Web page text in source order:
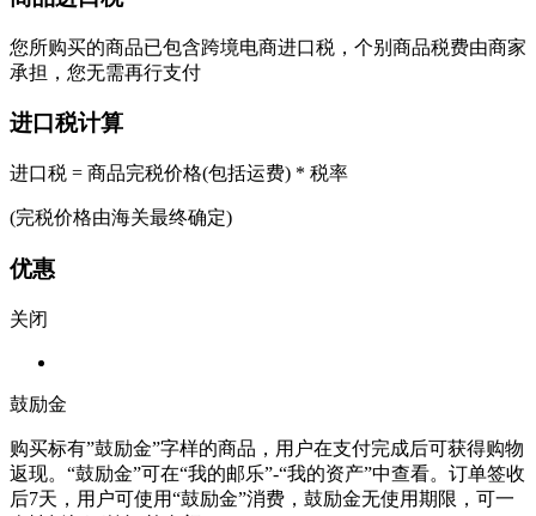
您所购买的商品已包含跨境电商进口税，个别商品税费由商家
承担，您无需再行支付
进口税计算
进口税 = 商品完税价格(包括运费) * 税率
(完税价格由海关最终确定)
优惠
关闭
鼓励金
购买标有”鼓励金”字样的商品，用户在支付完成后可获得购物
返现。“鼓励金”可在“我的邮乐”-“我的资产”中查看。订单签收
后7天，用户可使用“鼓励金”消费，鼓励金无使用期限，可一